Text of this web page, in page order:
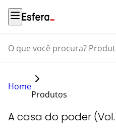
O que você procura? Produtos,
Home
Produtos
A casa do poder (Vol.